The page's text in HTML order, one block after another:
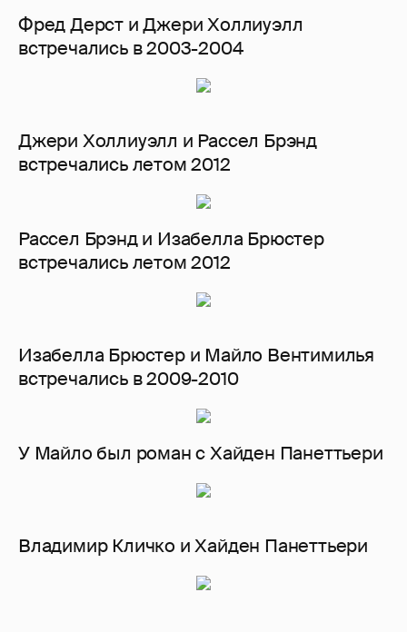
Фред Дерст и Джери Холлиуэлл
встречались в 2003-2004
Джери Холлиуэлл и Рассел Брэнд
встречались летом 2012
Рассел Брэнд и Изабелла Брюстер
встречались летом 2012
Изабелла Брюстер и Майло Вентимилья
встречались в 2009-2010
У Майло был роман с Хайден Панеттьери
Владимир Кличко и Хайден Панеттьери